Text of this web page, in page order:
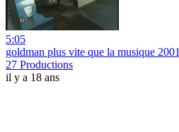
5:05
goldman plus vite que la musique 2001
27 Productions
il y a 18 ans